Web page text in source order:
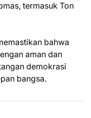
termasuk Ton
bahwa
aman dan
demokrasi
bangsa.